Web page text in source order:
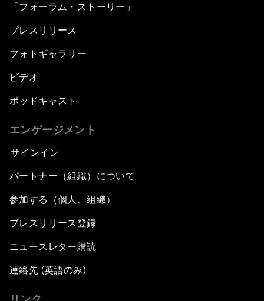
「フォーラム・ストーリー」
プレスリリース
フォトギャラリー
ビデオ
ポッドキャスト
エンゲージメント
サインイン
パートナー（組織）について
参加する（個人、組織）
プレスリリース登録
ニュースレター購読
連絡先 (英語のみ)